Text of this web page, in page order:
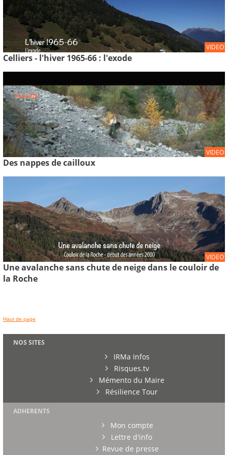
VIDEO
Celliers - l'hiver 1965-66 : l'exode
VIDEO
Des nappes de cailloux
VIDEO
Une avalanche sans chute de neige dans le couloir de
la Roche
Haut de page
NOS SITES
IRMa Infos
Risques.tv
Mémento du Maire
Résilience Tour
ADHERENTS
Mon compte
Lettre d'info
Revue de presse